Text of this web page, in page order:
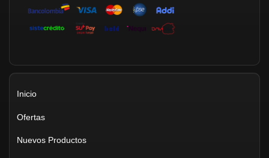
Inicio
Ofertas
Nuevos Productos